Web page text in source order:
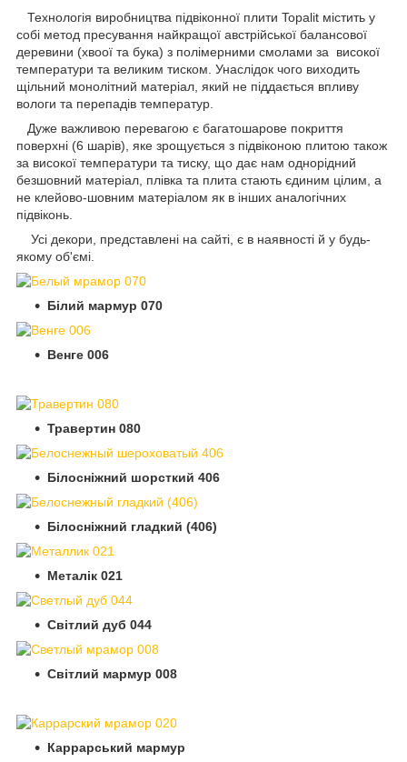
Технологія виробництва підвіконної плити Topalit містить у
собі метод пресування найкращої австрійської балансової
деревини (хвоої та бука) з полімерними смолами за високої
температури та великим тиском. Унаслідок чого виходить
щільний монолітний матеріал, який не піддається впливу
вологи та перепадів температур.
Дуже важливою перевагою є багатошарове покриття
поверхні (6 шарів), яке зрощується з підвіконою плитою також
за високої температури та тиску, що дає нам однорідний
безшовний матеріал, плівка та плита стають єдиним цілим, а
не клейово-шовним матеріалом як в інших аналогічних
підвіконь.
Усі декори, представлені на сайті, є в наявності й у будь-
якому об'ємі.
Білий мармур 070
Венге 006
Травертин 080
Білосніжний шорсткий 406
Білосніжний гладкий (406)
Металік 021
Світлий дуб 044
Світлий мармур 008
Каррарський мармур